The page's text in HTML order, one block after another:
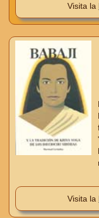
Visita la
Visita la